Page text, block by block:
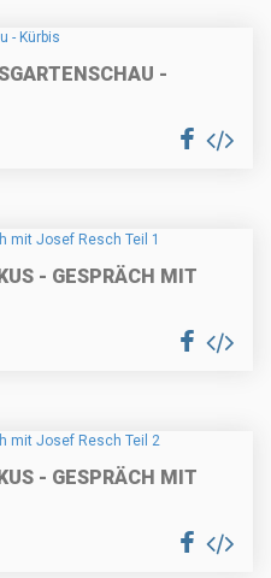
-
- GESPRÄCH MIT
- GESPRÄCH MIT